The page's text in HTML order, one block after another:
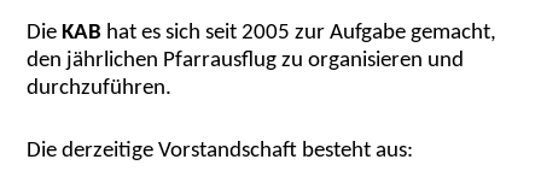
DieKAB hat es sich seit 2005 zur Aufgabe gemacht,
den jährlichen Pfarrausflug zu organisieren und
durchzuführen.
Die derzeitige Vorstandschaft besteht aus: